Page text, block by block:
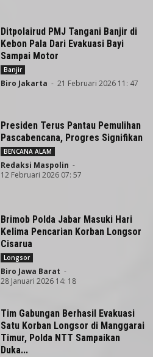
Ditpolairud PMJ Tangani Banjir di
Kebon Pala Dari Evakuasi Bayi
Sampai Motor
Banjir
Biro Jakarta - 21 Februari 2026 11: 47
Presiden Terus Pantau Pemulihan
Pascabencana, Progres Signifikan
BENCANA ALAM
Redaksi Maspolin -
12 Februari 2026 07: 57
Brimob Polda Jabar Masuki Hari
Kelima Pencarian Korban Longsor
Cisarua
Longsor
Biro Jawa Barat -
28 Januari 2026 14: 18
Tim Gabungan Berhasil Evakuasi
Satu Korban Longsor di Manggarai
Timur, Polda NTT Sampaikan
Duka...